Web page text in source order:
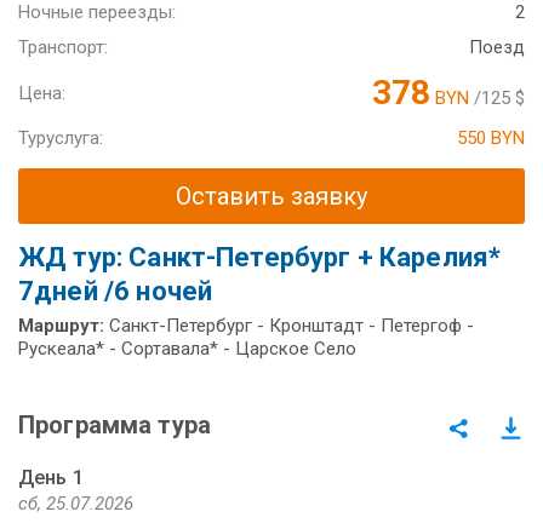
Ночные переезды:
2
Транспорт:
Поезд
Цена: 378 BYN /125 $
Туруслуга:
550 BYN
Оставить заявку
ЖД тур: Санкт-Петербург + Карелия*
7дней /6 ночей
Маршрут: Санкт-Петербург - Кронштадт - Петергоф -
Рускеала* - Сортавала* - Царское Село
Программа тура
День 1
сб, 25.07.2026